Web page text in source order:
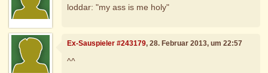
loddar: "my ass is me holy"
Ex-Sauspieler #243179, 28. Februar 2013, um 22:57
^^